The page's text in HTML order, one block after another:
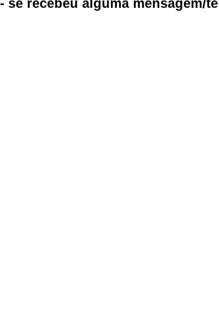
- se recebeu alguma mensagem/